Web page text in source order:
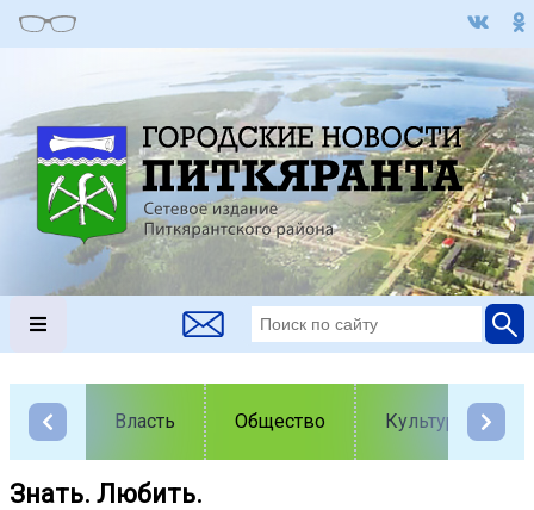
Власть Общество Культура
Знать. Любить.